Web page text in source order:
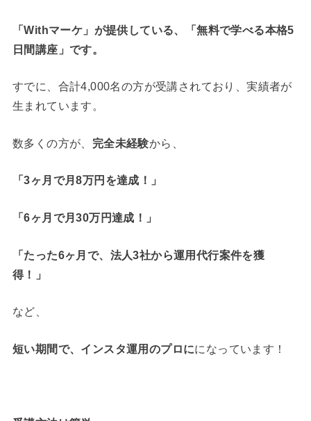
「Withマーケ」 が提供している、
「無料で学べる本格5
日間講座」です。
すでに、合計4,000名の方が受講されており、実績者が
生まれています。
数多くの方が、 完全未経験から、
「3ヶ月で月8万円を達成！」
「6ヶ月で月30万円達成！」
「たった6ヶ月で、法人3社から運用代行案件を獲
得！」
など、
短い期間で、インスタ運用のプロにになっています！